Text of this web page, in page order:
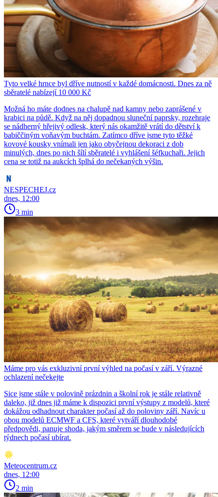
Tyto velké hrnce byl dříve nutností v každé domácnosti. Dnes za ně
sběratelé nabízejí 10 000 Kč
Možná ho máte dodnes na chalupě nad kamny nebo zaprášené v
krabici na půdě. Když na něj dopadnou sluneční paprsky, rozehraje
se nádherný hřejivý odlesk, který nás okamžitě vrátí do dětství k
babiččiným voňavým buchtám. Zatímco dříve jsme tyto těžké
kovové kousky vnímali jen jako obyčejnou dekoraci z dob
minulých, dnes po nich šílí sběratelé i vyhlášení šéfkuchaři. Jejich
cena se totiž na aukcích šplhá do nečekaných výšin.
NESPECHEJ.cz
dnes, 12:00
3 min
Máme pro vás exkluzivní první výhled na počasí v září. Výrazné
ochlazení nečekejte
Sice jsme stále v polovině prázdnin a školní rok je stále relativně
daleko, již dnes již máme k dispozici první výstupy z modelů, které
dokážou odhadnout charakter počasí až do poloviny září. Navíc u
obou modelů ECMWF a CFS, které vytváří dlouhodobé
předpovědi, panuje shoda, jakým směrem se bude v následujících
týdnech počasí ubírat.
Meteocentrum.cz
dnes, 12:00
2 min